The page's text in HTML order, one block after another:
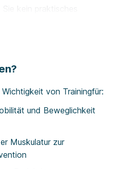
das speziell für
Erkenntnisse,
gezieltem Training in
Beschwerdebilder
von Trainingfür:
und Beweglichkeit
Muskulatur zur